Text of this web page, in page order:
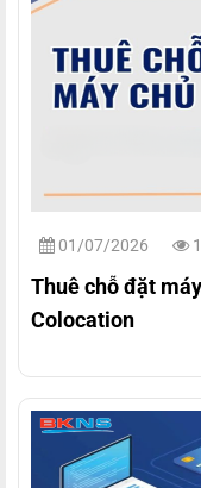
01/07/2026
Thuê chỗ đặt
Colocation